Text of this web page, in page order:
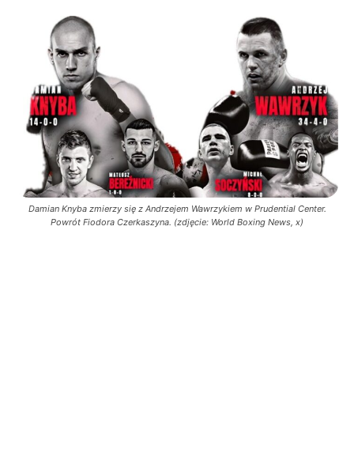
Damian Knyba zmierzy się z Andrzejem Wawrzykiem w Prudential Center.
Powrót Fiodora Czerkaszyna. (zdjęcie: World Boxing News, x)